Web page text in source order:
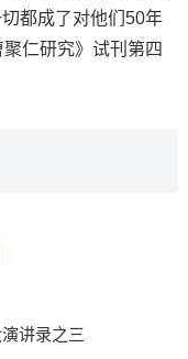
都成了对他们50年
仁研究》试刊第四
讲录之三